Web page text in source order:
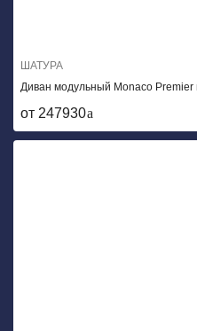
ШАТУРА
Диван модульный Monaco
от 247930